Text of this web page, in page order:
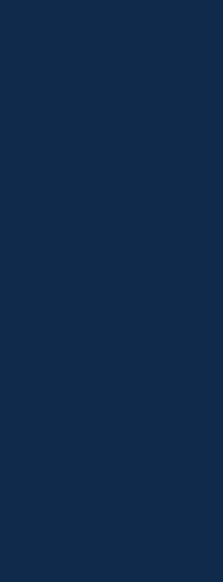
率約 22 L/min，極限
蒸氣。
技。
大的腐蝕性場合。